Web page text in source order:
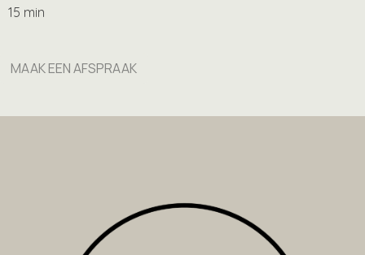
15 min
MAAK EEN AFSPRAAK